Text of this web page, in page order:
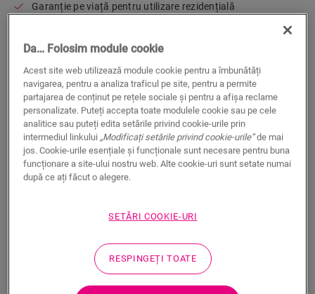
Garanție pe viață pentru utilizare rezidențială
224,99RON/m²
Preturi Recomandate
Disponibil în2 variante
Găsește cel mai apropiat dealer
Dorești să vezi această podea în realitate? Mai ai
întrebări? Nicio problemă! Există întodeauna un dealer
Quick-Step în apropiere.
CĂUTARE
Da… Folosim module cookie
Acest site web utilizează module cookie pentru a îmbunătăți
navigarea, pentru a analiza traficul pe site, pentru a permite
partajarea de conținut pe rețele sociale și pentru a afișa reclame
personalizate. Puteți accepta toate modulele cookie sau pe cele
analitice sau puteți edita setările privind cookie-urile prin
intermediul linkului „Modificați setările privind cookie-urile”de mai
jos. Cookie-urile esențiale și funcționale sunt necesare pentru buna
funcționare a site-ului nostru web. Alte cookie-uri sunt setate numai
după ce ați făcut o alegere.
SETĂRI COOKIE-URI
RESPINGEȚI TOATE